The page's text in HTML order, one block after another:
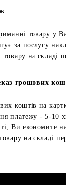
товару у
за послугу
на складі
грошових
коштів на
платежу - 5-10
Ви економите
на складі